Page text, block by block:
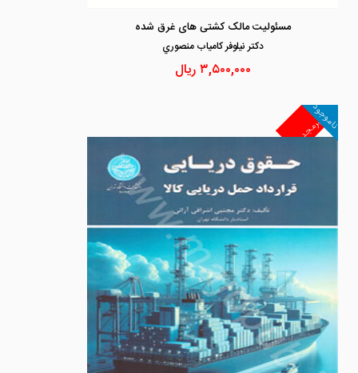
مسئولیت مالک کشتی های غرق شده
دكتر نيلوفر كامياب منصوري
۳,۵۰۰,۰۰۰ریال
غیرمجد
ناموجود